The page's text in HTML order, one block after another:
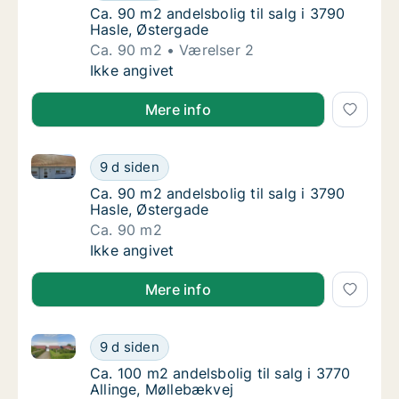
Ca. 90 m2 andelsbolig til salg i 3790 Hasle,
Ca. 90 m2 andelsbolig til salg i 3790
Hasle, Østergade
Ca. 90 m2
Værelser 2
Ca. 90 m2 andelsbolig til salg i 3790 Hasle,
Ikke angivet
Mere info
Ca. 90 m2 andelsbolig til salg i 3790 Hasle,
9 d siden
Ca. 90 m2 andelsbolig til salg i 3790 Hasle,
Ca. 90 m2 andelsbolig til salg i 3790 Hasle,
Ca. 90 m2 andelsbolig til salg i 3790
Hasle, Østergade
Ca. 90 m2
Ca. 90 m2 andelsbolig til salg i 3790 Hasle,
Ikke angivet
Mere info
Ca. 100 m2 andelsbolig til salg i 3770
9 d siden
Ca. 100 m2 andelsbolig til salg i 3770 Allinge,
Ca. 100 m2 andelsbolig til salg i 3770
Ca. 100 m2 andelsbolig til salg i 3770
Allinge, Møllebækvej